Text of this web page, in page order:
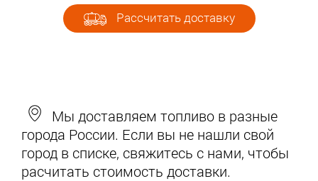
Рассчитать доставку
Мы доставляем топливо в разные
города России. Если вы не нашли свой
город в списке, свяжитесь с нами, чтобы
расчитать стоимость доставки.